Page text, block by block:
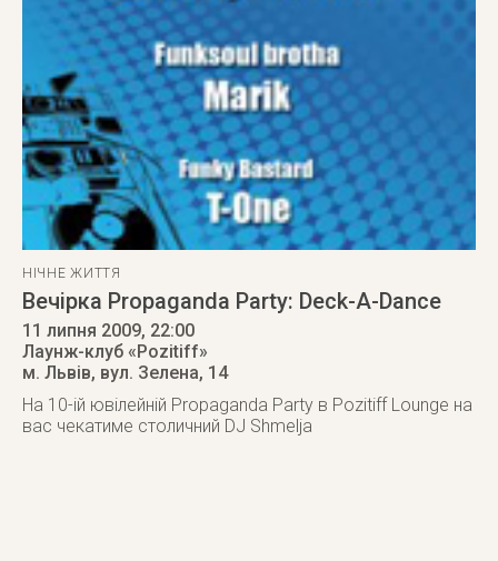
НІЧНЕ ЖИТТЯ
Вечірка Propaganda Party: Deck-A-Dance
11 липня 2009, 22:00
Лаунж-клуб «Pozitiff»
м. Львів, вул. Зелена, 14
На 10-ій ювілейній Propaganda Party в Pozitiff Lounge на
вас чекатиме столичний DJ Shmelja